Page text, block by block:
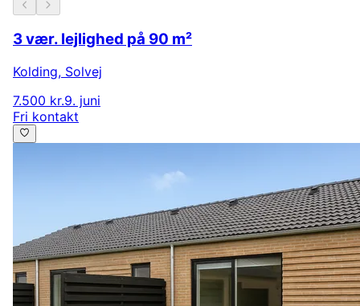
3 vær. lejlighed på 90 m²
Kolding, Solvej
7.500 kr.9. juni
Fri kontakt